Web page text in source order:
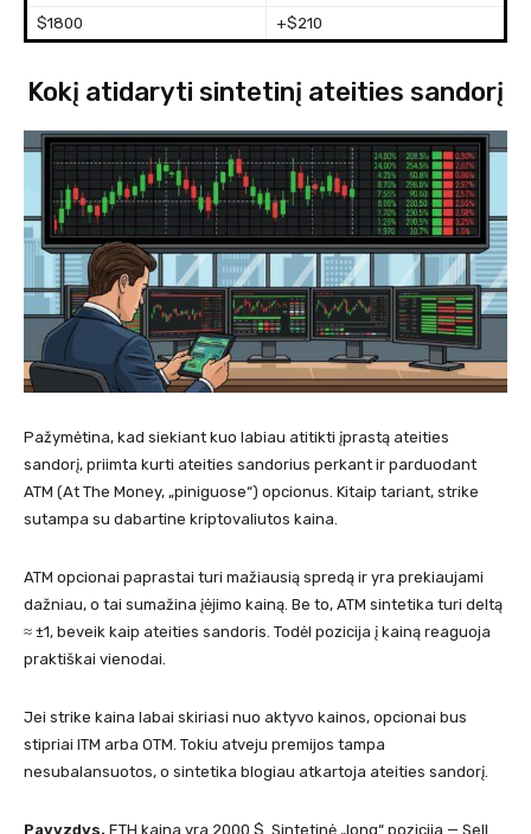
$1800
+$210
Kokį atidaryti sintetinį ateities sandorį
Pažymėtina, kad siekiant kuo labiau atitikti įprastą ateities
sandorį, priimta kurti ateities sandorius perkant ir parduodant
ATM (At The Money, „piniguose“) opcionus. Kitaip tariant, strike
sutampa su dabartine kriptovaliutos kaina.
ATM opcionai paprastai turi mažiausią spredą ir yra prekiaujami
dažniau, o tai sumažina įėjimo kainą. Be to, ATM sintetika turi deltą
≈ ±1, beveik kaip ateities sandoris. Todėl pozicija į kainą reaguoja
praktiškai vienodai.
Jei strike kaina labai skiriasi nuo aktyvo kainos, opcionai bus
stipriai ITM arba OTM. Tokiu atveju premijos tampa
nesubalansuotos, o sintetika blogiau atkartoja ateities sandorį.
Pavyzdys. ETH kaina yra 2000 $. Sintetinė „long“ pozicija — Sell